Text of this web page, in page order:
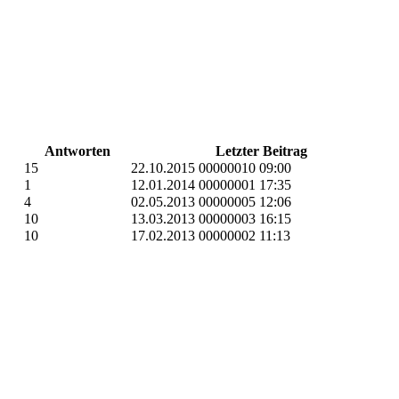
Antworten
Letzter Beitrag
15
22.10.2015 00000010 09:00
1
12.01.2014 00000001 17:35
4
02.05.2013 00000005 12:06
10
13.03.2013 00000003 16:15
10
17.02.2013 00000002 11:13